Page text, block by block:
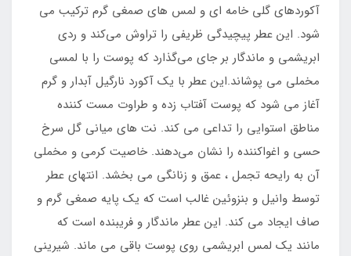
آکوردهای گلی خامه ای و لمس های صمغی گرم ترکیب می
شود. این عطر پیچیدگی ظریفی را تراوش می‌کند و ردی
ابریشمی و ماندگار بر جای می‌گذارد که پوست را با لمسی
مخملی می‌ پوشاند.این عطر با یک آکورد نارگیل آبدار و گرم
آغاز می شود که پوست آفتاب زده و طراوت مست کننده
مناطق استوایی را تداعی می کند. نت‌ های میانی گل سرخ
حسی و اغواکننده را نشان می‌دهند. خاصیت کرمی و مخملی
آن به رایحه تجمل ، عمق و زنانگی می بخشد. انتهای عطر
توسط وانیل و بنزوئین غالب است که یک پایه صمغی گرم و
صاف ایجاد می کند. این عطر ماندگار و فریبنده است که
مانند یک لمس ابریشمی روی پوست باقی می ماند. شیرینی